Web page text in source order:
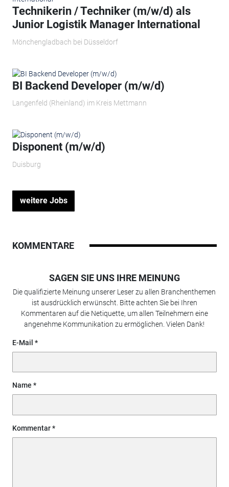
Technikerin / Techniker (m/w/d) als
Junior Logistik Manager International
Mönchengladbach bei Düsseldorf
BI Backend Developer (m/w/d)
Langenfeld (Rheinland) im Kreis Mettmann
Disponent (m/w/d)
Duisburg
weitere Jobs
KOMMENTARE
SAGEN SIE UNS IHRE MEINUNG
Die qualifizierte Meinung unserer Leser zu allen Branchenthemen
ist ausdrücklich erwünscht. Bitte achten Sie bei Ihren
Kommentaren auf die Netiquette, um allen Teilnehmern eine
angenehme Kommunikation zu ermöglichen. Vielen Dank!
E-Mail
Name
Kommentar